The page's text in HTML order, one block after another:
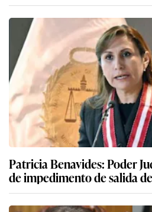
Patricia Benavides: Poder
de impedimento de salida